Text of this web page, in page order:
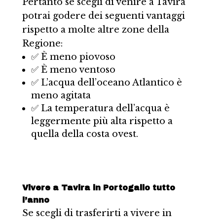
potrai godere dei seguenti vantaggi
rispetto a molte altre zone della
Regione:
✅ È meno piovoso
✅ È meno ventoso
✅ L’acqua dell’oceano Atlantico è
meno agitata
✅ La temperatura dell’acqua è
leggermente più alta rispetto a
quella della costa ovest.
Vivere a Tavira in Portogallo tutto
l’anno
Se scegli di trasferirti a vivere in